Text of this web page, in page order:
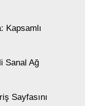
Kapsamlı
Sanal Ağ
Sayfasını